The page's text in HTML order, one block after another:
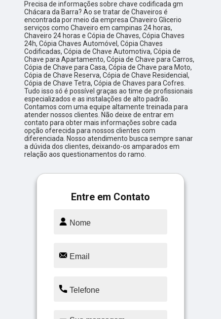
Precisa de informações sobre chave codificada gm
Chácara da Barra? Ao se tratar de Chaveiros é
encontrada por meio da empresa Chaveiro Glicerio
serviços como Chaveiro em campinas 24 horas,
Chaveiro 24 horas e Cópia de Chaves, Cópia Chaves
24h, Cópia Chaves Automóvel, Cópia Chaves
Codificadas, Cópia de Chave Automotiva, Cópia de
Chave para Apartamento, Cópia de Chave para Carros,
Cópia de Chave para Casa, Cópia de Chave para Moto,
Cópia de Chave Reserva, Cópia de Chave Residencial,
Cópia de Chave Tetra, Cópia de Chaves para Cofres.
Tudo isso só é possível graças ao time de profissionais
especializados e as instalações de alto padrão.
Contamos com uma equipe altamente treinada para
atender nossos clientes. Não deixe de entrar em
contato para obter mais informações sobre cada
opção oferecida para nossos clientes com
diferenciada. Nosso atendimento busca sempre sanar
a dúvida dos clientes, deixando-os amparados em
relação aos questionamentos do ramo.
Entre em Contato